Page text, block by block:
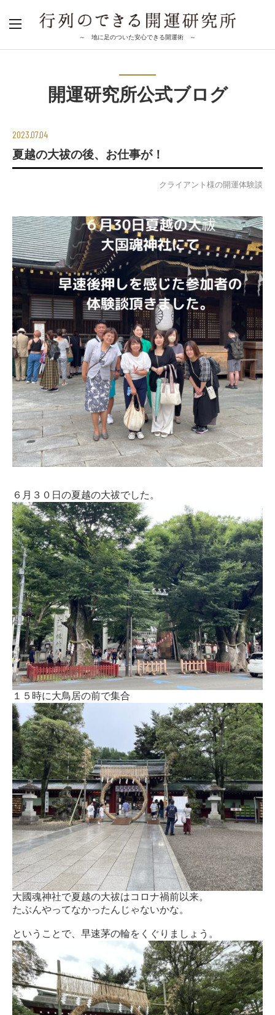
～ 地に足のついた安心できる開運術 ～
開運研究所公式ブログ
2023.07.04
夏越の大祓の後、お仕事が！
クライアント様の開運体験談
６月３０日の夏越の大祓でした。
１５時に大鳥居の前で集合
大國魂神社で夏越の大祓はコロナ禍前以来。
たぶんやってなかったんじゃないかな。
ということで、早速茅の輪をくぐりましょう。